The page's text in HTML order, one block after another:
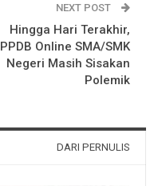
NEXT POST
Hingga Hari Terakhir,
PPDB Online SMA/SMK
Negeri Masih Sisakan
Polemik
DARI PERNULIS